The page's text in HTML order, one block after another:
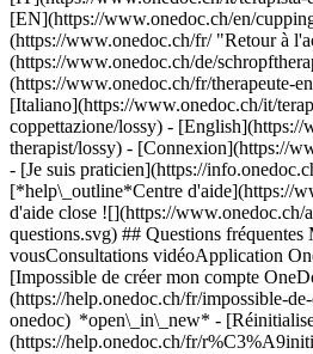
[EN](https://www.onedoc.ch/en/
(https://www.onedoc.ch/fr/ "Retour à
(https://www.onedoc.ch/de/
(https://www.onedoc.ch/fr/therapeute-
[Italiano](https://www.onedoc.ch/it/
coppettazione/lossy) -
therapist/lossy) - [Connexion](https://
- [Je suis praticien](https://
[*help\_outline*Centre d'aide](https://
d'aide close ![](https://www.onedoc.ch/
questions.svg) ## Questions
vousConsultations vidéoApplication
[Impossible de créer mon compte
(https://help.onedoc.ch/fr/impossible-
onedoc) *open\_in\_new* -
(https://help.onedoc.ch/fr/